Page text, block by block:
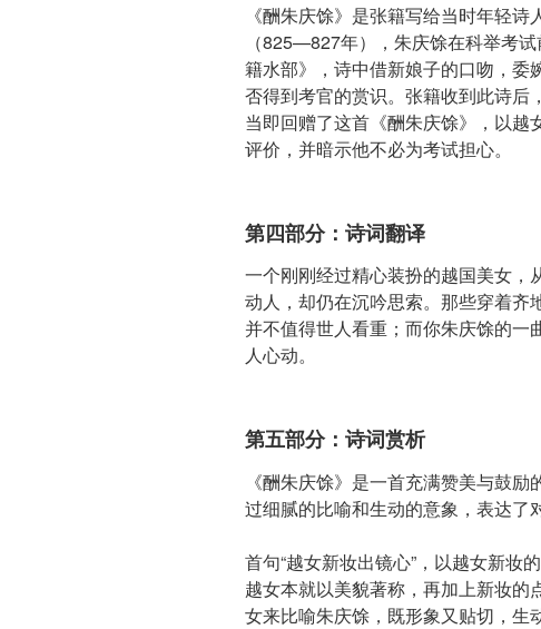
《酬朱庆馀》是张籍写给当时年轻
（825—827年），朱庆馀在科举考
籍水部》，诗中借新娘子的口吻，委
否得到考官的赏识。张籍收到此诗后
当即回赠了这首《酬朱庆馀》，以
评价，并暗示他不必为考试担心。
第四部分：诗词翻译
一个刚刚经过精心装扮的越国美女，
动人，却仍在沉吟思索。那些穿着齐
并不值得世人看重；而你朱庆馀的一
人心动。
第五部分：诗词赏析
《酬朱庆馀》是一首充满赞美与鼓
过细腻的比喻和生动的意象，表达了
首句“越女新妆出镜心”，以越女新妆
越女本就以美貌著称，再加上新妆的
女来比喻朱庆馀，既形象又贴切，生